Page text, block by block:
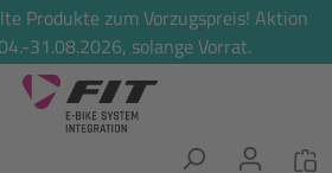
Produkte zum Vorzugspreis! Aktion
31.08.2026, solange Vorrat.